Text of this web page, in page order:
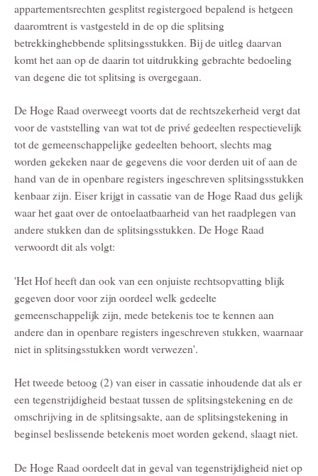
appartementsrechten gesplitst registergoed bepalend is hetgeen
daaromtrent is vastgesteld in de op die splitsing
betrekkinghebbende splitsingsstukken. Bij de uitleg daarvan
komt het aan op de daarin tot uitdrukking gebrachte bedoeling
van degene die tot splitsing is overgegaan.
De Hoge Raad overweegt voorts dat de rechtszekerheid vergt dat
voor de vaststelling van wat tot de privé gedeelten respectievelijk
tot de gemeenschappelijke gedeelten behoort, slechts mag
worden gekeken naar de gegevens die voor derden uit of aan de
hand van de in openbare registers ingeschreven splitsingsstukken
kenbaar zijn. Eiser krijgt in cassatie van de Hoge Raad dus gelijk
waar het gaat over de ontoelaatbaarheid van het raadplegen van
andere stukken dan de splitsingsstukken. De Hoge Raad
verwoordt dit als volgt:
'Het Hof heeft dan ook van een onjuiste rechtsopvatting blijk
gegeven door voor zijn oordeel welk gedeelte
gemeenschappelijk zijn, mede betekenis toe te kennen aan
andere dan in openbare registers ingeschreven stukken, waarnaar
niet in splitsingsstukken wordt verwezen'.
Het tweede betoog (2) van eiser in cassatie inhoudende dat als er
een tegenstrijdigheid bestaat tussen de splitsingstekening en de
omschrijving in de splitsingsakte, aan de splitsingstekening in
beginsel beslissende betekenis moet worden gekend, slaagt niet.
De Hoge Raad oordeelt dat in geval van tegenstrijdigheid niet op